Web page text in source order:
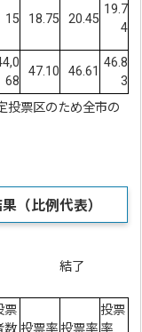
15 18.75 20.45
19.7
4
68
47.10 46.61
46.8
3
投票区のため全市の
（比例代表）
結了
票
数 投票率 投票率
投票
率